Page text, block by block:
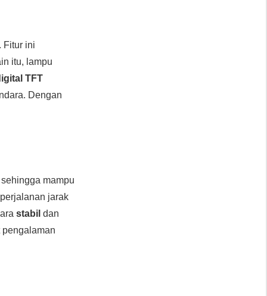
Fitur ini
itu, lampu
TFT
Dengan
mampu
jarak
stabil dan
pengalaman